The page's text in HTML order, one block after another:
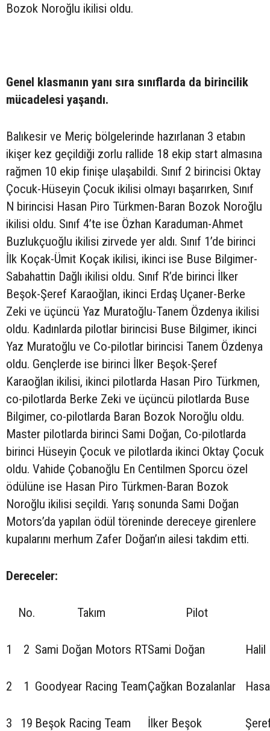
Bozok Noroğlu ikilisi oldu.
Genel klasmanın yanı sıra sınıflarda da birincilik
mücadelesi yaşandı.
Balıkesir ve Meriç bölgelerinde hazırlanan 3 etabın
ikişer kez geçildiği zorlu rallide 18 ekip start almasına
rağmen 10 ekip finişe ulaşabildi. Sınıf 2 birincisi Oktay
Çocuk-Hüseyin Çocuk ikilisi olmayı başarırken, Sınıf
N birincisi Hasan Piro Türkmen-Baran Bozok Noroğlu
ikilisi oldu. Sınıf 4’te ise Özhan Karaduman-Ahmet
Buzlukçuoğlu ikilisi zirvede yer aldı. Sınıf 1’de birinci
İlk Koçak-Ümit Koçak ikilisi, ikinci ise Buse Bilgimer-
Sabahattin Dağlı ikilisi oldu. Sınıf R’de birinci İlker
Beşok-Şeref Karaoğlan, ikinci Erdaş Uçaner-Berke
Zeki ve üçüncü Yaz Muratoğlu-Tanem Özdenya ikilisi
oldu. Kadınlarda pilotlar birincisi Buse Bilgimer, ikinci
Yaz Muratoğlu ve Co-pilotlar birincisi Tanem Özdenya
oldu. Gençlerde ise birinci İlker Beşok-Şeref
Karaoğlan ikilisi, ikinci pilotlarda Hasan Piro Türkmen,
co-pilotlarda Berke Zeki ve üçüncü pilotlarda Buse
Bilgimer, co-pilotlarda Baran Bozok Noroğlu oldu.
Master pilotlarda birinci Sami Doğan, Co-pilotlarda
birinci Hüseyin Çocuk ve pilotlarda ikinci Oktay Çocuk
oldu. Vahide Çobanoğlu En Centilmen Sporcu özel
ödülüne ise Hasan Piro Türkmen-Baran Bozok
Noroğlu ikilisi seçildi. Yarış sonunda Sami Doğan
Motors’da yapılan ödül töreninde dereceye girenlere
kupalarını merhum Zafer Doğan’ın ailesi takdim etti.
Dereceler:
No. Takım Pilot
1 2 Sami Doğan Motors RTSami Doğan Halil
2 1 Goodyear Racing TeamÇağkan Bozalanlar
3 19 Beşok Racing Team İlker Beşok